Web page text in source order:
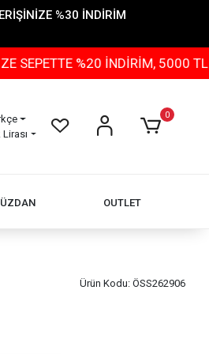
%30 İNDİRİM
%20 İNDİRİM, 5000 TL
Lirası
0
OUTLET
Ürün Kodu: ÖSS262906